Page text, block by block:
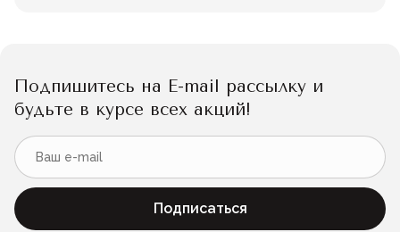
Подпишитесь на E-mail рассылку и
будьте в курсе всех акций!
Подписаться